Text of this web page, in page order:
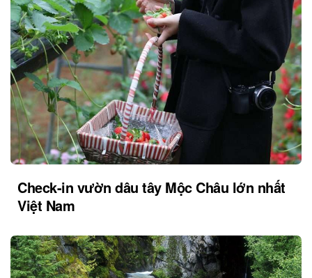
Check-in vườn dâu tây Mộc Châu lớn nhất
Việt Nam